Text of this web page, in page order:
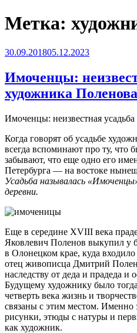
Метка:
Опубликовано
30.09.201805.12.2023
Имоченцы:
художника Поленова
Имоченцы: неизвестная
Когда говорят об усадьбе
всегда вспоминают про ту, что
забывают, что еще одно его
Петербурга — на востоке
Усадьба называлась
деревни.
Еще в середине XVIII века
Яковлевич Поленов выкупил у
в Олонецком крае, куда
отец живописца Дмитрий
наследству от деда и прадеда и
Будущему художнику было
четверть века жизнь и
связаны с этим местом. Именно
рисунки, этюды с натуры и
как художник.